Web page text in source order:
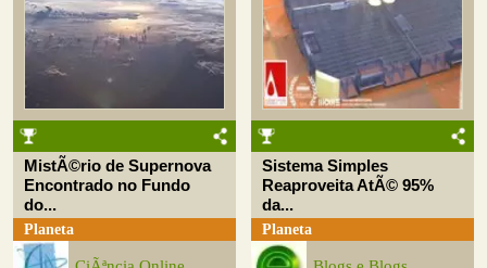
MistÃ©rio de Supernova
Encontrado no Fundo
do...
Planeta
Sistema Simples
Reaproveita AtÃ© 95%
da...
Planeta